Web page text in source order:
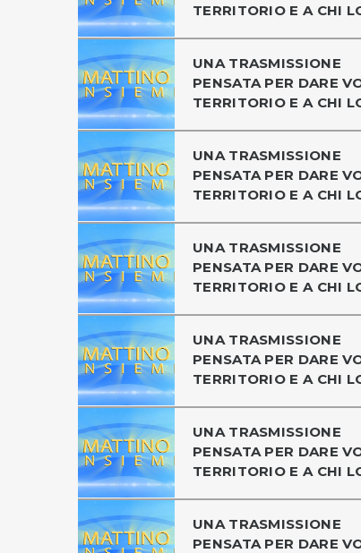
TERRITORIO E A CHI
UNA TRASMISSIONE
PENSATA PER DARE
TERRITORIO E A CHI
UNA TRASMISSIONE
PENSATA PER DARE
TERRITORIO E A CHI
UNA TRASMISSIONE
PENSATA PER DARE
TERRITORIO E A CHI
UNA TRASMISSIONE
PENSATA PER DARE
TERRITORIO E A CHI
UNA TRASMISSIONE
PENSATA PER DARE
TERRITORIO E A CHI
UNA TRASMISSIONE
PENSATA PER DARE